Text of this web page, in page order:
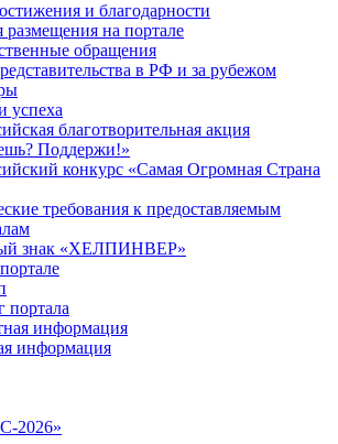
и благодарности
размещения на портале
обращения
в РФ и за рубежом
успеха
благотворительная акция
Поддержи!»
конкурс «Самая Огромная Страна
требования к предоставляемым
знак «ХЕЛПИНВЕР»
портала
информация
информация
2026»